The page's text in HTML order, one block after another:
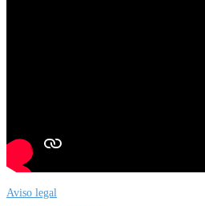
Aviso legal